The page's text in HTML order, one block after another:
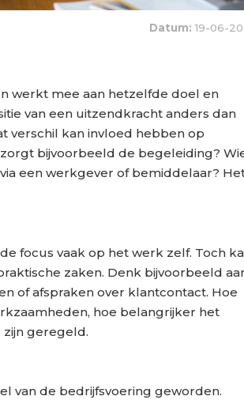
Datum:19-06-
werkt mee aan hetzelfde doel en
van een uitzendkracht anders dan
verschil kan invloed hebben op
bijvoorbeeld de begeleiding?
een werkgever of bemiddelaar?
focus vaak op het werk zelf. Toch
zaken. Denk bijvoorbeeld
of afspraken over klantcontact. Hoe
hoe belangrijker het
geregeld.
van de bedrijfsvoering geworden.